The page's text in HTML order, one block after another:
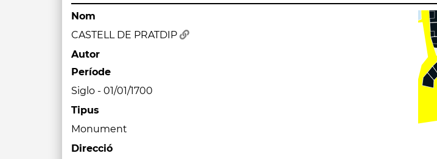
Nom
CASTELL DE PRATDIP
Autor
Període
Siglo - 01/01/1700
Tipus
Monument
Direcció